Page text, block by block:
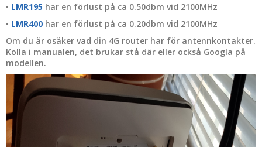
• LMR195 har en förlust på ca 0.50dbm vid 2100MHz
• LMR400 har en förlust på ca 0.20dbm vid 2100MHz
Om du är osäker vad din 4G router har för antennkontakter.
Kolla i manualen, det brukar stå där eller också Googla på
modellen.